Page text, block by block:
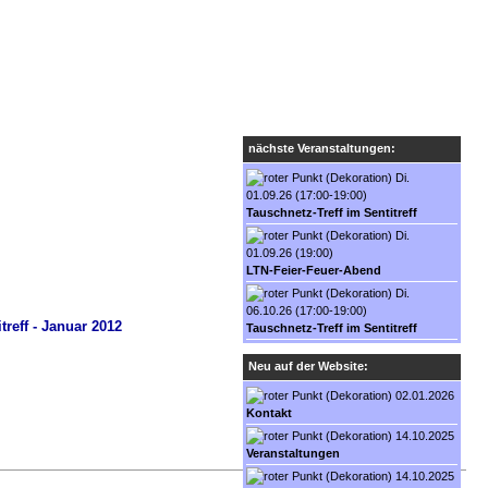
nächste Veranstaltungen:
Di.
01.09.26 (17:00-19:00)
Tauschnetz-Treff im Sentitreff
Di.
01.09.26 (19:00)
LTN-Feier-Feuer-Abend
Di.
06.10.26 (17:00-19:00)
Tauschnetz-Treff im Sentitreff
Neu auf der Website:
02.01.2026
Kontakt
14.10.2025
Veranstaltungen
14.10.2025
nach oben